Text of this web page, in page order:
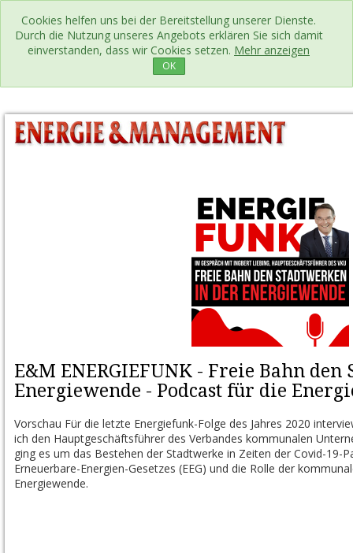
Cookies helfen uns bei der Bereitstellung unserer Dienste.
Durch die Nutzung unseres Angebots erklären Sie sich damit
einverstanden, dass wir Cookies setzen. Mehr anzeigen
OK
E&M ENERGIEFUNK - Freie Bahn
Energiewende - Podcast für die
Vorschau Für die letzte Energiefunk-Folge des Jahres 2020
ich den Hauptgeschäftsführer des Verbandes kommunalen
ging es um das Bestehen der Stadtwerke in Zeiten der Covid-19-
Erneuerbare-Energien-Gesetzes (EEG) und die Rolle der
Energiewende.